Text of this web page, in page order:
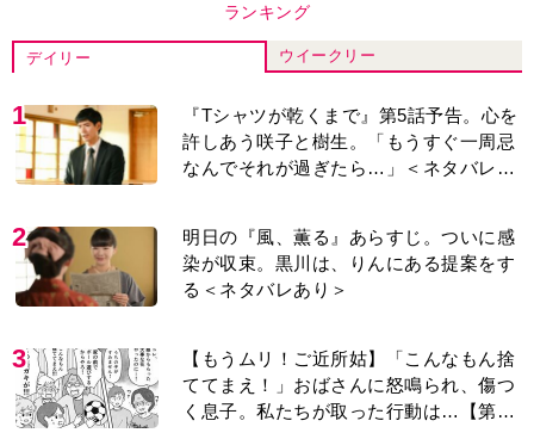
ランキング
デイリー ウイークリー
1
『Tシャツが乾くまで』第5話予告。心を
許しあう咲子と樹生。「もうすぐ一周忌
なんでそれが過ぎたら…」＜ネタバレあ
2
明日の『風、薫る』あらすじ。ついに感
染が収束。黒川は、りんにある提案をす
る＜ネタバレあり＞
3
【もうムリ！ご近所姑】「こんなもん捨
ててまえ！」おばさんに怒鳴られ、傷つ
く息子。私たちが取った行動は…【第3